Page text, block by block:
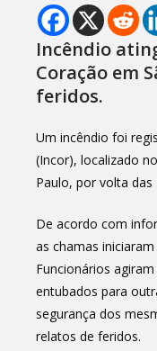
Incêndio
Coração em
feridos.
Um incêndio foi
(Incor), localizado
Paulo, por volta das
De acordo com
as chamas
Funcionários
entubados para
segurança dos
relatos de feridos.